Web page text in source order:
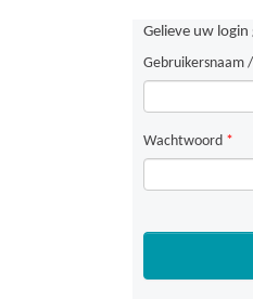
Gelieve uw login
Gebruikersnaam
Wachtwoord *